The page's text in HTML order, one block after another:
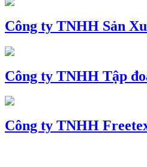
Công ty TNHH Sản
Công ty TNHH Tập
Công ty TNHH